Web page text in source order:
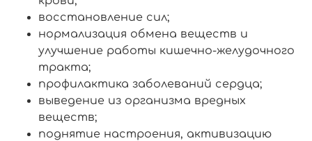
восстановление сил;
нормализация обмена веществ и
улучшение работы кишечно-желудочного
тракта;
профилактика заболеваний сердца;
выведение из организма вредных
веществ;
поднятие настроения, активизацию